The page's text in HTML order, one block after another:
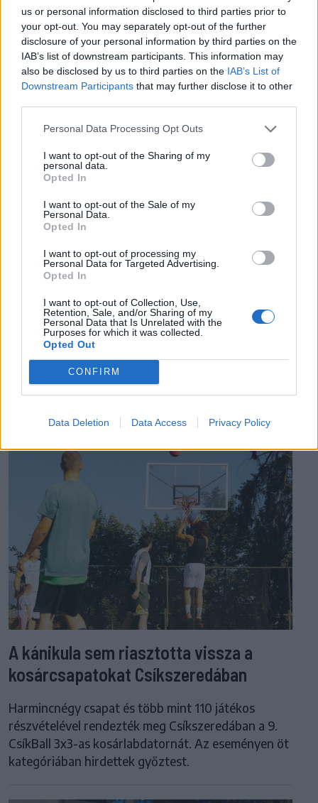
us or personal information disclosed to third parties prior to
your opt-out. You may separately opt-out of the further
disclosure of your personal information by third parties on the
IAB’s list of downstream participants. This information may
also be disclosed by us to third parties on the IAB’s List of
Downstream Participants that may further disclose it to other
Personal Data Processing Opt Outs
I want to opt-out of the Sharing of my
personal data.
Opted In
I want to opt-out of the Sale of my
Personal Data.
Opted In
I want to opt-out of processing my
Personal Data for Targeted Advertising.
Opted In
I want to opt-out of Collection, Use,
Retention, Sale, and/or Sharing of my
Personal Data that Is Unrelated with the
Purposes for which it was collected.
Opted Out
CONFIRM
Data Deletion Data Access Privacy Policy
FŐTÉR
A Román Rendőrség azt üzeni,
semmiképpen ne higgyenek a Román
Rendőrségnek – hírmix
További híreink: sziklát akart a Dunába robbantani a
hadsereg, egyelőre sikertelenül, az illetékes szerint
áramfogyasztásban.
EZ IS ÉRDEKELHETI
A kánikula sem riasztotta vissza a
kosárcsapatokat Csíkszeredában
Harmincnégy csapat és több mint 110 játékos
részvételével rendezték meg Csíkszeredában a 9.
CsíkBall 3x3-as kosárlabdatornát. Az eseményen öt
kategóriában hirdettek győztest.